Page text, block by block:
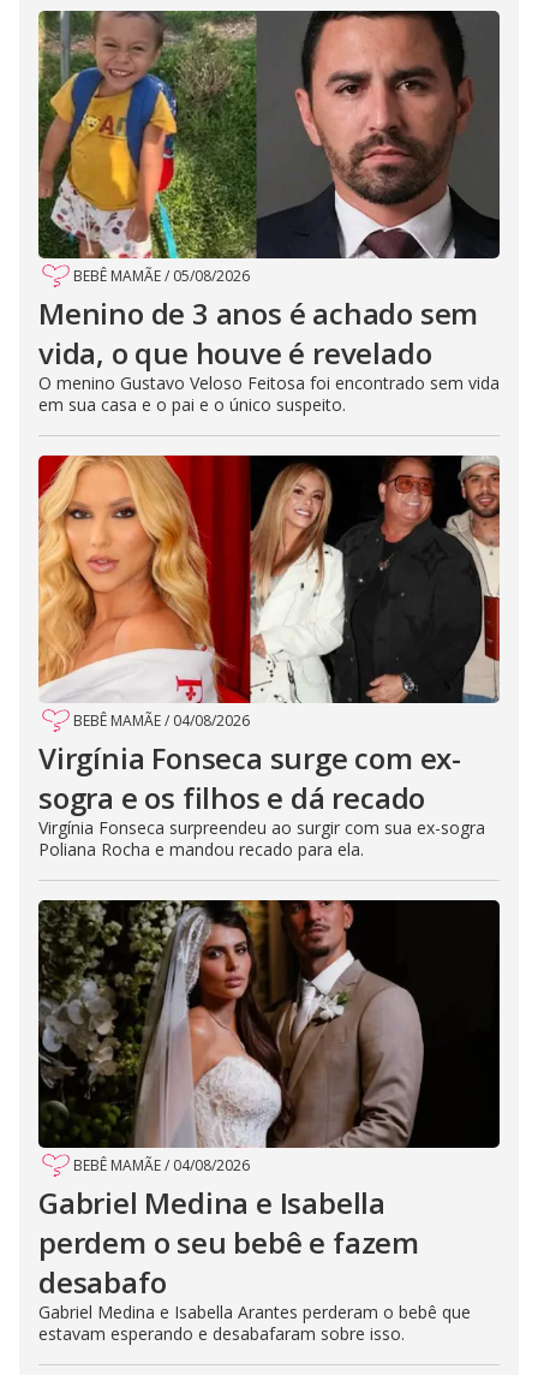
BEBÊ MAMÃE/ 05/08/2026
Menino de 3 anos é achado sem
vida, o que houve é revelado
O menino Gustavo Veloso Feitosa foi encontrado sem vida
em sua casa e o pai e o único suspeito.
BEBÊ MAMÃE/ 04/08/2026
Virgínia Fonseca surge com ex-
sogra e os filhos e dá recado
Virgínia Fonseca surpreendeu ao surgir com sua ex-sogra
Poliana Rocha e mandou recado para ela.
BEBÊ MAMÃE/ 04/08/2026
Gabriel Medina e Isabella
perdem o seu bebê e fazem
desabafo
Gabriel Medina e Isabella Arantes perderam o bebê que
estavam esperando e desabafaram sobre isso.